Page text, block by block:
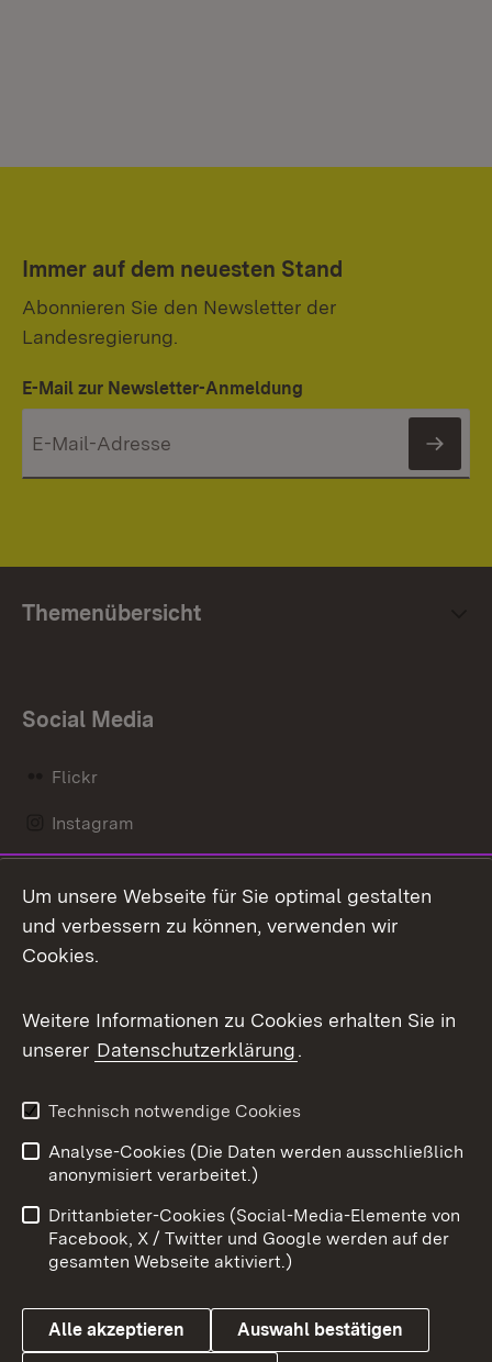
Immer auf dem neuesten Stand
Abonnieren Sie den Newsletter der
Landesregierung.
E-Mail zur Newsletter-Anmeldung
Themenübersicht
Social Media
Flickr
Instagram
Mastodon
Messenger
Social Wall
X / Twitter
Youtube
Benutzungshinweise
Barrierefreiheit
Datenschutz
Cookies
Um unsere Webseite für Sie optimal gestalten
und verbessern zu können, verwenden wir
Cookies.
Weitere Informationen zu Cookies erhalten Sie in
unserer Datenschutzerklärung.
Technisch notwendige Cookies
Analyse-Cookies (Die Daten werden ausschließlich
anonymisiert verarbeitet.)
Drittanbieter-Cookies (Social-Media-Elemente von
Facebook, X / Twitter und Google werden auf der
gesamten Webseite aktiviert.)
Alle akzeptieren Auswahl bestätigen